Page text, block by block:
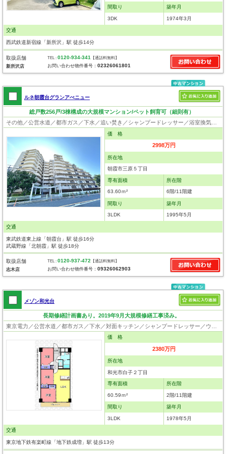
間取り
3DK
築年月
1974年3月
交通
西武鉄道新宿線「新所沢」駅 徒歩14分
取扱店舗
新所沢店
TEL :0120-934-341 【通話料無料】
お問い合わせ物件番号：02326061801
ルネ朝霞台グランアべニュー
総戸数256戸/3棟構成の大規模マンション/ペット飼育可（細則有）
価 格
2998万円
所在地
朝霞市三原５丁目
専有面積
63.60ｍ²
所在階
6階/11階建
間取り
3LDK
築年月
1995年5月
交通
東武鉄道東上線「朝霞台」駅 徒歩16分
武蔵野線「北朝霞」駅 徒歩18分
取扱店舗
志木店
TEL :0120-937-472 【通話料無料】
お問い合わせ物件番号：09326062903
メゾン和光台
長期修繕計画書あり。2019年9月大規模修繕工事済み。
価 格
2380万円
所在地
和光市白子２丁目
専有面積
60.59ｍ²
所在階
2階/11階建
間取り
3LDK
築年月
1978年5月
交通
東京地下鉄有楽町線「地下鉄成増」駅 徒歩13分